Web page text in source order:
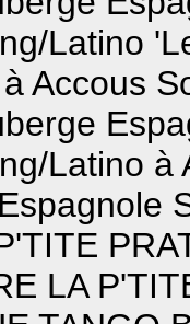
Latino
Accous
Latino à
LA